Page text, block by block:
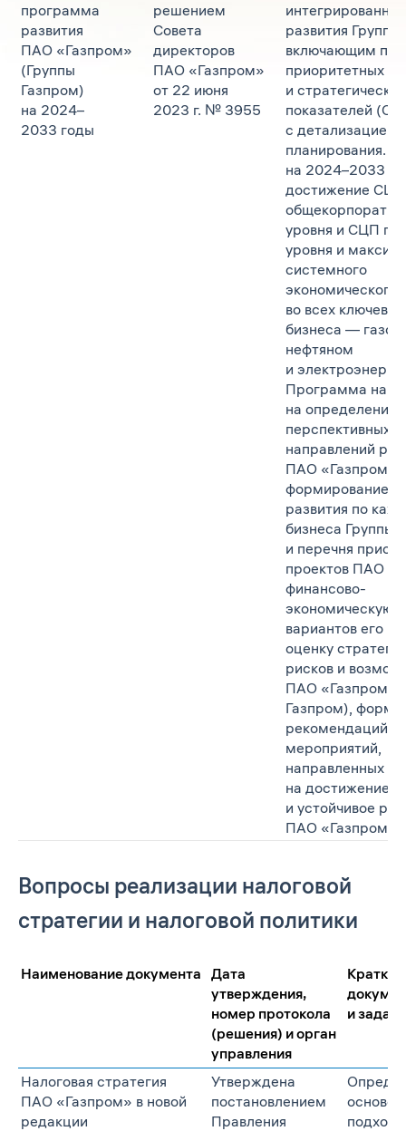
программа
развития
ПАО «Газпром»
(Группы
Газпром)
на 2024–
2033 годы
решением
Совета
директоров
ПАО «Газпром»
от 22 июня
2023 г. № 3955
развития
включающим
приоритетных
и
показателей
с детализацией
планирования.
на 2024–2033 гг.
достижение СЦП
уровня и СЦП
уровня и
системного
экономического
во всех
бизнеса —
нефтяном
и
Программа
на определение
перспективных
направлений
ПАО «Газпром»,
формирование
развития по
бизнеса Группы
и перечня
проектов ПАО
финансово-
экономическую
вариантов его
оценку
рисков и
ПАО «Газпром»
Газпром),
рекомендаций и
мероприятий,
направленных
на достижение
и устойчивое
ПАО «Газпром».
Вопросы реализации налоговой
стратегии и налоговой политики
Наименование документа Дата
утверждения,
номер протокола
(решения) и орган
управления
и задач
Налоговая стратегия
ПАО «Газпром» в новой
редакции
Утверждена
постановлением
Правления
подходы